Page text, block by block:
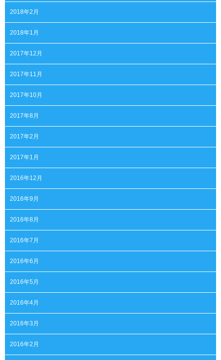
2018年2月
2018年1月
2017年12月
2017年11月
2017年10月
2017年8月
2017年2月
2017年1月
2016年12月
2016年9月
2016年8月
2016年7月
2016年6月
2016年5月
2016年4月
2016年3月
2016年2月